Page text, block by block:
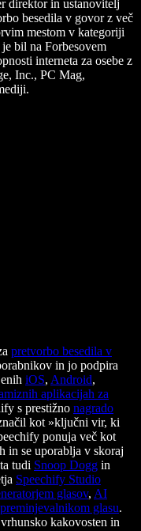
direktor in ustanovitelj
besedila v govor z več
mestom v kategoriji
bil na Forbesovem
interneta za osebe z
Inc., PC Mag,
pretvorbo besedila v
in jo podpira
iOS, Android,
aplikacijah za
s prestižno nagrado
kot »ključni vir, ki
ponuja več kot
in se uporablja v skoraj
tudi Snoop Dogg in
Speechify Studio
glasov, AI
glasu.
kakovosten in